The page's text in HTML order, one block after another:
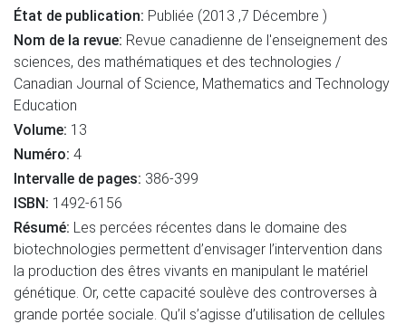
État de publication: Publiée (2013 ,7 Décembre )
Nom de la revue: Revue canadienne de l'enseignement des
sciences, des mathématiques et des technologies /
Canadian Journal of Science, Mathematics and Technology
Education
Volume: 13
Numéro: 4
Intervalle de pages: 386-399
ISBN: 1492-6156
Résumé: Les percées récentes dans le domaine des
biotechnologies permettent d’envisager l’intervention dans
la production des êtres vivants en manipulant le matériel
génétique. Or, cette capacité soulève des controverses à
grande portée sociale. Qu’il s’agisse d’utilisation de cellules